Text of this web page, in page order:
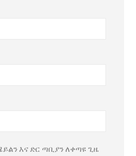
እና ድር ጣቢያን ለቀጣዩ ጊዜ